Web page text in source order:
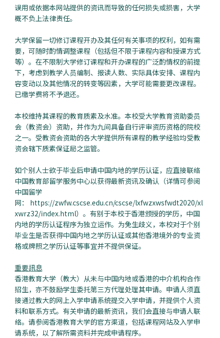
误用或依据本网站提供的资讯而导致的任何损失或损害，大学
概不负上法律责任。
大学保留一切修订课程开办及其任何有关事项的权利，如有需
要，可随时酌情调整课程（包括但不限于课程内容和授课方式
等）。在不限制大学修订课程和开办课程的广泛酌情权的前提
下，考虑到教学人员编制、报读人数、实际具体安排、课程内
容变动以及其他情况的转变等因素，大学可能需要更改课程。
已缴学费将不予退还。
本校维持其课程的教育质素及水准。本校受大学教育资助委员
会（教资会）资助，并作为九间具备自行评审资历资格的院校
之一。受教资会资助的各大学提供所有课程的教学经验均受教
资会辖下质素保证局之监管。
如个别人士欲于毕业后申请中国内地的学历认证，应直接联络
中国教育部留学服务中心以获得最新资讯及确认（详情可参阅
中国留学
网： https://zwfw.cscse.edu.cn/cscse/lxfwzxwsfwdt2020/xl
xwrz32/index.html）。有别于本校于香港颁授的学历，中国
内地的学历认证程序为独立运作。为免生歧义，本校对于个别
毕业生是否获得中国内地之学历认证或其他香港境外的专业资
格或牌照之学历认证等事宜并不提供保证。
重要訊息
香港教育大学（教大）从未与中国内地或香港的中介机构合作
招生，亦不鼓励学生委托第三方代理处理其申请。申请人须直
接通过教大的网上入学申请系统提交入学申请，并提供个人资
料和联系方式。有关申请的最新资讯，我们会直接与申请人联
络。请参阅香港教育大学的官方渠道，包括课程网站及入学申
请系统，以了解所需资料并完成申请程序。